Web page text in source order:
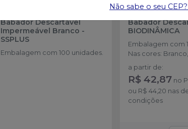
Babador Descartável
Impermeável Branco -
SSPLUS
Embalagem com 100 unidades.
Babador
BIODINÂMICA
Embalagem com
Nas cores:
Azul, Rosa, Verde
a partir de:
R$ 42,87 no
ou R$ 44,20 nas
condições
Não sabe o seu